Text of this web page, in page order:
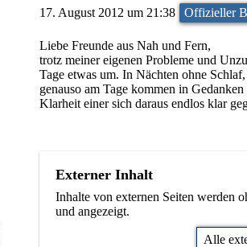
17. August 2012 um 21:38 Offizieller
Liebe Freunde aus Nah und Fern,
trotz meiner eigenen Probleme und
Tage etwas um. In Nächten ohne
genauso am Tage kommen in
Klarheit einer sich daraus endlos klar
Externer Inhalt
Inhalte von externen Seiten werden
und angezeigt.
Alle